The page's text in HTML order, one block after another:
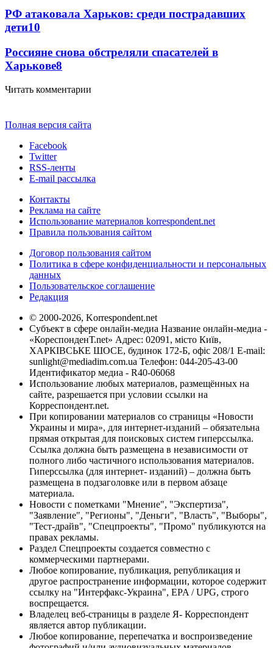
РФ атаковала Харьков: среди пострадавших
дети10
Россияне снова обстреляли спасателей в
Харькове8
Читать комментарии
Полная версия сайта
Facebook
Twitter
RSS-ленты
E-mail рассылка
Контакты
Реклама на сайте
Использование материалов korrespondent.net
Правила пользования сайтом
Договор пользования сайтом
Политика в сфере конфиденциальности и персональных
данных
Пользовательское соглашение
Редакция
© 2000-2026, Korrespondent.net
Субъект в сфере онлайн-медиа Название онлайн-медиа -
«КореспонденТ.net» Адрес: 02091, місто Київ,
ХАРКІВСЬКЕ ШОСЕ, будинок 172-Б, офіс 208/1 E-mail:
sunlight@mediadim.com.ua Телефон: 044-205-43-00
Идентификатор медиа - R40-06068
Использование любых материалов, размещённых на
сайте, разрешается при условии ссылки на
Корреспондент.net.
При копировании материалов со страницы «Новости
Украины и мира», для интернет-изданий – обязательна
прямая открытая для поисковых систем гиперссылка.
Ссылка должна быть размещена в независимости от
полного либо частичного использования материалов.
Гиперссылка (для интернет- изданий) – должна быть
размещена в подзаголовке или в первом абзаце
материала.
Новости с пометками "Мнение", "Экспертиза",
"Заявление", "Регионы", "Деньги", "Власть", "Выборы",
"Тест-драйв", "Спецпроекты", "Промо" публикуются на
правах рекламы.
Раздел Спецпроекты создается совместно с
коммерческими партнерами.
Любое копирование, публикация, републикация и
другое распространение информации, которое содержит
ссылку на "Интерфакс-Украина", EPA / UPG, строго
воспрещается.
Владелец веб-страницы в разделе Я- Корреспондент
является автор публикации.
Любое копирование, перепечатка и воспроизведение